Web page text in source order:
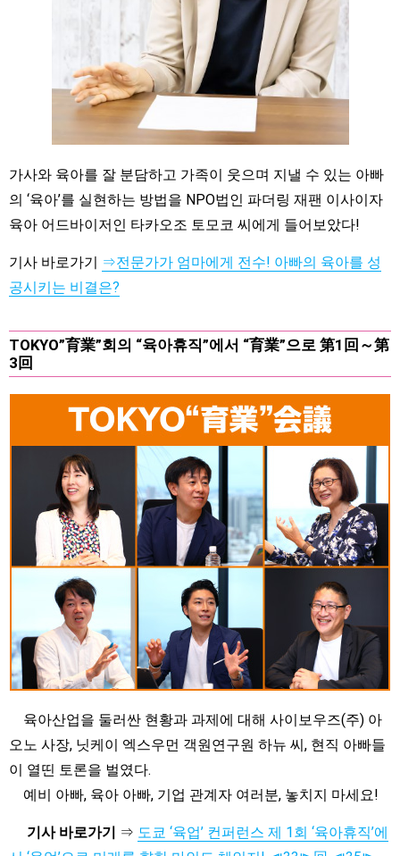
가사와 육아를 잘 분담하고 가족이 웃으며 지낼 수 있는 아빠
의 ‘육아’를 실현하는 방법을 NPO법인 파더링 재팬 이사이자
육아 어드바이저인 타카오조 토모코 씨에게 들어보았다!
기사 바로가기 ⇒전문가가 엄마에게 전수! 아빠의 육아를 성
공시키는 비결은?
TOKYO”育業”회의 “육아휴직”에서 “育業”으로 第1回～第
3回
육아산업을 둘러싼 현황과 과제에 대해 사이보우즈(주) 아
오노 사장, 닛케이 엑스우먼 객원연구원 하뉴 씨, 현직 아빠들
이 열띤 토론을 벌였다.
예비 아빠, 육아 아빠, 기업 관계자 여러분, 놓치지 마세요!
기사 바로가기 ⇒ 도쿄 ‘육업’ 컨퍼런스 제 1회 ‘육아휴직’에